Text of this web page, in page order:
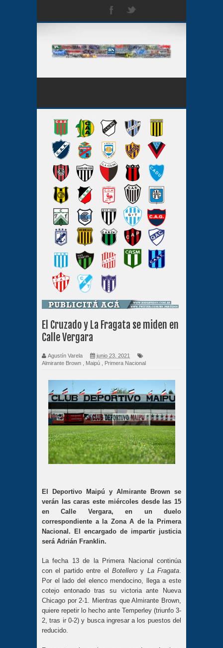
El Cruzado y La Fragata se miden en
Calle Vergara
Agustín Varela
junio 23, 2021
Almirante Brown
Maipú Primera Nacional
El Deportivo Maipú y Almirante Brown se
verán las caras este miércoles desde las 15
en Calle Vergara, en un duelo
correspondiente a la Zona A de la Primera
Nacional. El encargado de impartir justicia
será Adrián Franklin.
La fecha 13 de la Primera Nacional continúa
con el partido entre el Botelleroy La Fragata.
Por el lado del elenco mendocino, llega a este
cotejo entonado tras su victoria ante Nueva
Chicago por 2-1. Mientras que Almirante Brown,
quiere repetir lo hecho ante Temperley (triunfo 3-
2, tras ir 0-2) y busca ingresar a los puestos del
reducido.